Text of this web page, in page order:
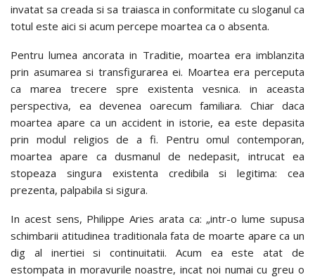
invatat sa creada si sa traiasca in conformitate cu sloganul ca
totul este aici si acum percepe moartea ca o absenta.
Pentru lumea ancorata in Traditie, moartea era imblanzita
prin asumarea si transfigurarea ei. Moartea era perceputa
ca marea trecere spre existenta vesnica. in aceasta
perspectiva, ea devenea oarecum familiara. Chiar daca
moartea apare ca un accident in istorie, ea este depasita
prin modul religios de a fi. Pentru omul contemporan,
moartea apare ca dusmanul de nedepasit, intrucat ea
stopeaza singura existenta credibila si legitima: cea
prezenta, palpabila si sigura.
In acest sens, Philippe Aries arata ca: „intr-o lume supusa
schimbarii atitudinea traditionala fata de moarte apare ca un
dig al inertiei si continuitatii. Acum ea este atat de
estompata in moravurile noastre, incat noi numai cu greu o